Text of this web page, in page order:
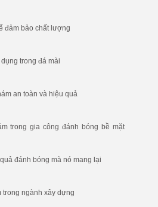
đảm bảo chất lượng
trong đá mài
an toàn và hiệu quả
trong gia công đánh bóng bề mặt
đánh bóng mà nó mang lại
trong ngành xây dựng